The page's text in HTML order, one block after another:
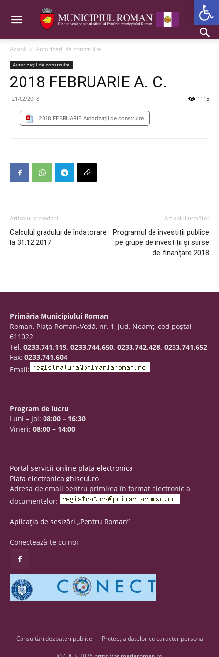
Acasă Autorizații de construire
Autorizații de construire
2018 FEBRUARIE A. C.
21/02/2018 1115
2018 FEBRUARIE Autorizații de construire
Articolul precedent
Calculul gradului de îndatorare
la 31.12.2017
Articolul următor
Programul de investiții publice
pe grupe de investiții și surse
de finanțare 2018
Primăria Municipiului Roman
Roman, Piaţa Roman-Vodă, nr. 1, jud. Neamţ, cod poştal
611022
Tel. 0233.741.119, 0233.744.650, 0233.742.428, 0233.741.652
Fax: 0233.741.604
Email:
Program de lucru
Luni – Joi: 08:00 – 16:30
Vineri: 08:00 – 14:00
Portal servicii online plata electronica
Plata electronica ghiseul.ro
Adresa de email pentru primirea în format electronic a
documentelor:
Aplicația de sesizări „Pentru Roman”
Conectează-te cu noi
Consultări dezbateri publice Protecția datelor cu caracter personal